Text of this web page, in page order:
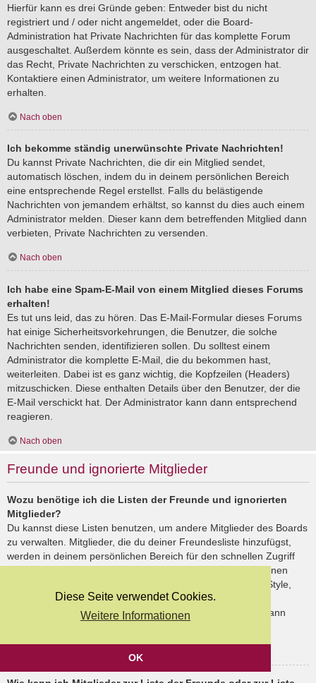
Diese Seite verwendet Cookies.
Weitere Informationen
OK
Hierfür kann es drei Gründe geben: Entweder bist du nicht
registriert und / oder nicht angemeldet, oder die Board-
Administration hat Private Nachrichten für das komplette Forum
ausgeschaltet. Außerdem könnte es sein, dass der Administrator dir
das Recht, Private Nachrichten zu verschicken, entzogen hat.
Kontaktiere einen Administrator, um weitere Informationen zu
erhalten.
Nach oben
Ich bekomme ständig unerwünschte Private Nachrichten!
Du kannst Private Nachrichten, die dir ein Mitglied sendet,
automatisch löschen, indem du in deinem persönlichen Bereich
eine entsprechende Regel erstellst. Falls du belästigende
Nachrichten von jemandem erhältst, so kannst du dies auch einem
Administrator melden. Dieser kann dem betreffenden Mitglied dann
verbieten, Private Nachrichten zu versenden.
Nach oben
Ich habe eine Spam-E-Mail von einem Mitglied dieses Forums
erhalten!
Es tut uns leid, das zu hören. Das E-Mail-Formular dieses Forums
hat einige Sicherheitsvorkehrungen, die Benutzer, die solche
Nachrichten senden, identifizieren sollen. Du solltest einem
Administrator die komplette E-Mail, die du bekommen hast,
weiterleiten. Dabei ist es ganz wichtig, die Kopfzeilen (Headers)
mitzuschicken. Diese enthalten Details über den Benutzer, der die
E-Mail verschickt hat. Der Administrator kann dann entsprechend
reagieren.
Nach oben
Freunde und ignorierte Mitglieder
Wozu benötige ich die Listen der Freunde und ignorierten
Mitglieder?
Du kannst diese Listen benutzen, um andere Mitglieder des Boards
zu verwalten. Mitglieder, die du deiner Freundesliste hinzufügst,
werden in deinem persönlichen Bereich für den schnellen Zugriff
aufgelistet. Du siehst dort deren Onlinestatus und kannst ihnen
schnell eine Private Nachricht senden. Abhängig von dem Style,
den du verwendest, können Beiträge deiner Freunde auch
hervorgehoben sein. Wenn du einen Benutzer ignorierst, dann